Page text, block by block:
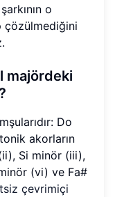
o
çözülmediğini
majördeki
Do
akorların
Si minör (iii),
(vi) ve Fa#
çevrimiçi